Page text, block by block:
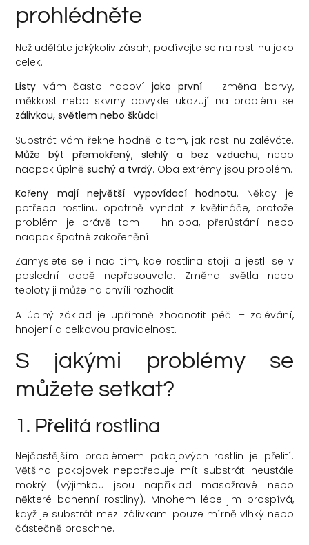
prohlédněte
Než uděláte jakýkoliv zásah, podívejte se na rostlinu jako
celek.
Listy vám často napovíjako první – změna barvy,
měkkost nebo skvrny obvykle ukazují na problém se
zálivkou, světlem nebo škůdci.
Substrát vám řekne hodně o tom, jak rostlinu zaléváte.
Může být přemokřený, slehlý a bez vzduchu, nebo
naopak úplněsuchý a tvrdý. Oba extrémy jsou problém.
Kořeny mají největší vypovídací hodnotu. Někdy je
potřeba rostlinu opatrně vyndat z květináče, protože
problém je právě tam – hniloba, přerůstání nebo
naopak špatné zakořenění.
Zamyslete se i nad tím, kde rostlina stojí a jestli se v
poslední době nepřesouvala. Změna světla nebo
teploty ji může na chvíli rozhodit.
A úplný základ je upřímně zhodnotit péči – zalévání,
hnojení a celkovou pravidelnost.
S jakými problémy se
můžete setkat?
1. Přelitá rostlina
Nejčastějším problémem pokojových rostlin je přelití.
Většina pokojovek nepotřebuje mít substrát neustále
mokrý (výjimkou jsou například masožravé nebo
některé bahenní rostliny). Mnohem lépe jim prospívá,
když je substrát mezi zálivkami pouze mírně vlhký nebo
částečně proschne.